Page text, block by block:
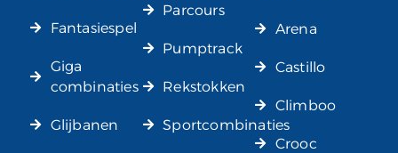
Fantasiespel
Giga
combinaties
Glijbanen
Parcours
Pumptrack
Rekstokken
Sportcombinaties
Arena
Castillo
Climboo
Crooc